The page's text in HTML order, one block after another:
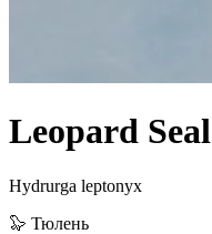
Leopard Seal
Hydrurga leptonyx
🦭 Тюлень